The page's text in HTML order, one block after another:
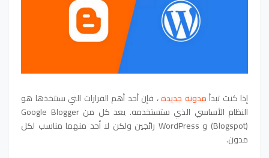
إذا كنت تبدأمدونة جديدة، فإن أحد أهم القرارات التي ستتخذها هو
النظام الأساسي الذي ستستخدمه. يعد كل من Google Blogger
(Blogspot) و WordPress رائجين ولكن لا أحد منهما مناسب لكل
مدون.